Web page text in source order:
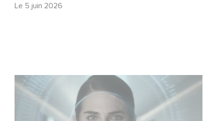
Le 5 juin 2026
La nouvelle production Gaumont USA : « Futuro Desierto